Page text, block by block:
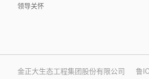
领导关怀
金正大生态工程集团股份有限公司 鲁